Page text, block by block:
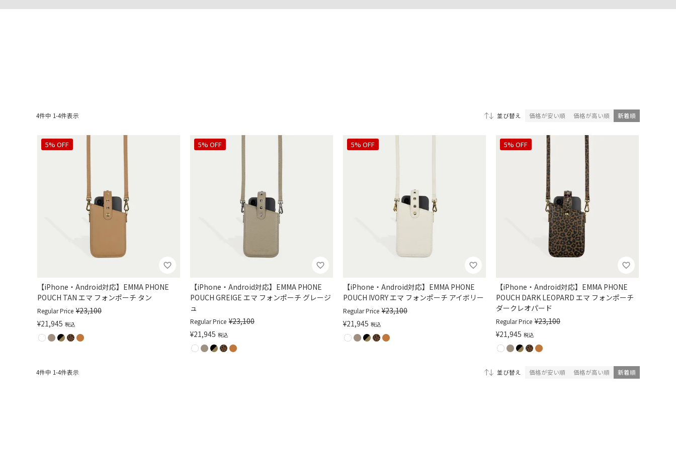
並び替え 価格が安い順 価格が高い順 新着順
4件中 1-4件表示
【iPhone・Android対応】EMMA PHONE
POUCH TAN エマ フォンポーチ タン
5% OFF
Regular Price ¥23,100
¥21,945 税込
【iPhone・Android対応】EMMA PHONE
POUCH GREIGE エマ フォンポーチ グレージ
ュ
5% OFF
Regular Price ¥23,100
¥21,945 税込
【iPhone・Android対応】EMMA PHONE
POUCH IVORY エマ フォンポーチ アイボリー
5% OFF
Regular Price ¥23,100
¥21,945 税込
【iPhone・Android対応】EMMA PHONE
POUCH DARK LEOPARD エマ フォンポーチ
ダークレオパード
5% OFF
Regular Price ¥23,100
¥21,945 税込
並び替え 価格が安い順 価格が高い順 新着順
4件中 1-4件表示